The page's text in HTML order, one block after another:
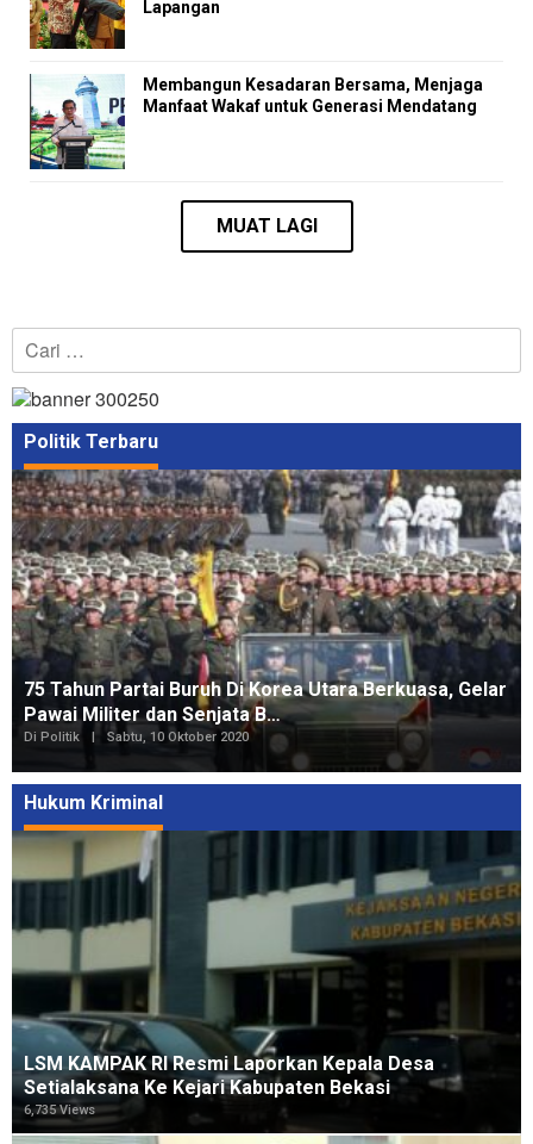
Lapangan
Membangun Kesadaran Bersama, Menjaga
Manfaat Wakaf untuk Generasi Mendatang
Cari
untuk:
Politik Terbaru
75 Tahun Partai Buruh Di Korea Utara Berkuasa, Gelar
Pawai Militer dan Senjata B…
Di Politik | Sabtu, 10 Oktober 2020
Hukum Kriminal
LSM KAMPAK RI Resmi Laporkan Kepala Desa
Setialaksana Ke Kejari Kabupaten Bekasi
6,735 Views